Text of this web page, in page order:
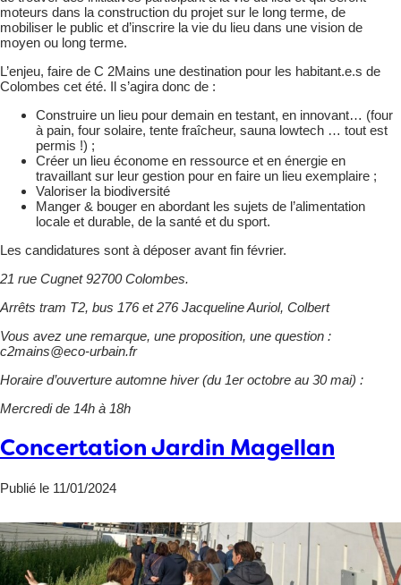
moteurs dans la construction du projet sur le long terme, de
mobiliser le public et d’inscrire la vie du lieu dans une vision de
moyen ou long terme.
L’enjeu, faire de C 2Mains une destination pour les habitant.e.s de
Colombes cet été. Il s’agira donc de :
Construire un lieu pour demain en testant, en innovant… (four
à pain, four solaire, tente fraîcheur, sauna lowtech … tout est
permis !) ;
Créer un lieu économe en ressource et en énergie en
travaillant sur leur gestion pour en faire un lieu exemplaire ;
Valoriser la biodiversité
Manger & bouger en abordant les sujets de l’alimentation
locale et durable, de la santé et du sport.
Les candidatures sont à déposer avant fin février.
21 rue Cugnet 92700 Colombes.
Arrêts tram T2, bus 176 et 276 Jacqueline Auriol, Colbert
Vous avez une remarque, une proposition, une question :
c2mains@eco-urbain.fr
Horaire d’ouverture automne hiver (du 1er octobre au 30 mai) :
Mercredi de 14h à 18h
Concertation Jardin Magellan
Publié le 11/01/2024